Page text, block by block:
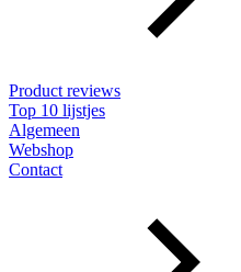
Product reviews
Top 10 lijstjes
Algemeen
Webshop
Contact